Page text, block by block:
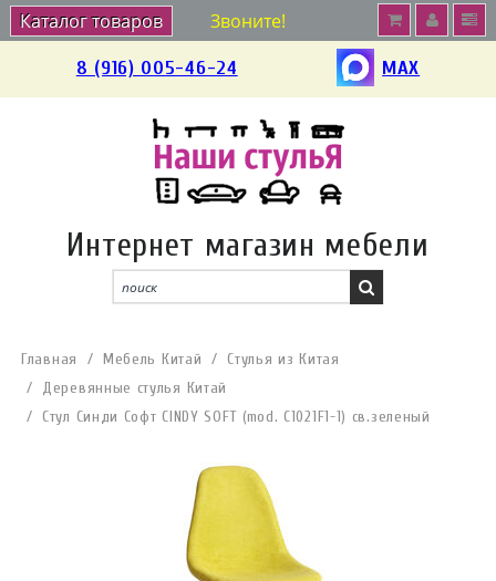
Звоните!
8 (916) 005-46-24 MAX
Интернет магазин мебели
Каталог товаров
Главная Мебель Китай
Стулья из Китая
Деревянные стулья Китай
Стул Синди Софт CINDY SOFT (mod. C1021F1-1) св.зеленый